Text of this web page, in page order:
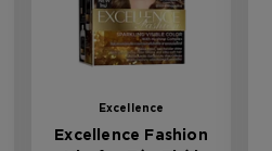
Excellence
Excellence Fashion